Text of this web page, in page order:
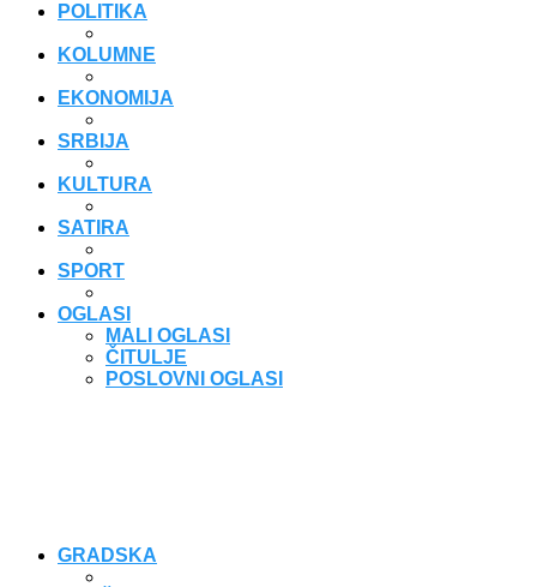
POLITIKA
KOLUMNE
EKONOMIJA
SRBIJA
KULTURA
SATIRA
SPORT
OGLASI
MALI OGLASI
ČITULJE
POSLOVNI OGLASI
GRADSKA